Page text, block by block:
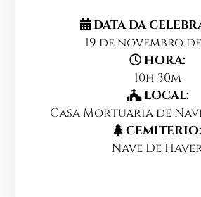
DATA DA
19 de novembro de
HORA:
10h 30m
LOCAL:
Casa Mortuária de
CEMITERIO:
Nave De